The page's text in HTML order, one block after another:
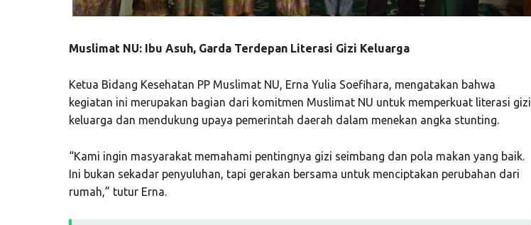
Muslimat NU: Ibu Asuh, Garda Terdepan Literasi Gizi Keluarga
Ketua Bidang Kesehatan PP Muslimat NU, Erna Yulia Soefihara, mengatakan bahwa
kegiatan ini merupakan bagian dari komitmen Muslimat NU untuk memperkuat literasi gizi
keluarga dan mendukung upaya pemerintah daerah dalam menekan angka stunting.
“Kami ingin masyarakat memahami pentingnya gizi seimbang dan pola makan yang baik.
Ini bukan sekadar penyuluhan, tapi gerakan bersama untuk menciptakan perubahan dari
rumah,” tutur Erna.